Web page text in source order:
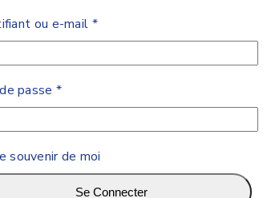
ou e-mail *Obligatoire
passe *Obligatoire
souvenir de moi
Se Connecter